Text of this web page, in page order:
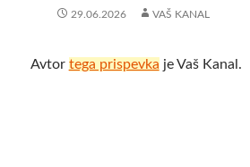
29.06.2026 VAŠ KANAL
Avtor tega prispevka je Vaš Kanal.